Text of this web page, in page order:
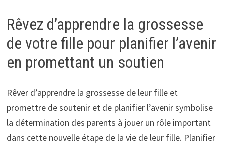
Rêvez d’apprendre la grossesse
de votre fille pour planifier l’avenir
en promettant un soutien
Rêver d’apprendre la grossesse de leur fille et
promettre de soutenir et de planifier l’avenir symbolise
la détermination des parents à jouer un rôle important
dans cette nouvelle étape de la vie de leur fille. Planifier